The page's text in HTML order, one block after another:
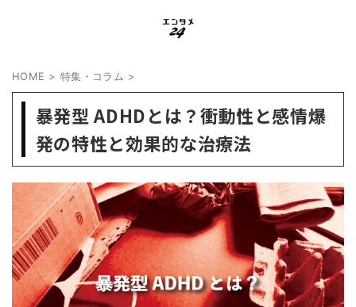
HOME > 特集・コラム >
暴発型 ADHDとは？衝動性と感情爆
発の特性と効果的な治療法